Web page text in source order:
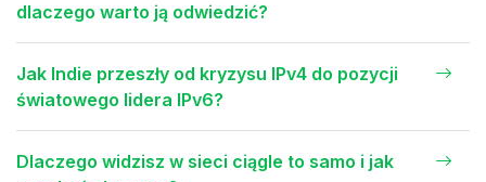
dlaczego warto ją odwiedzić?
Jak Indie przeszły od kryzysu IPv4 do pozycji
światowego lidera IPv6?
Dlaczego widzisz w sieci ciągle to samo i jak